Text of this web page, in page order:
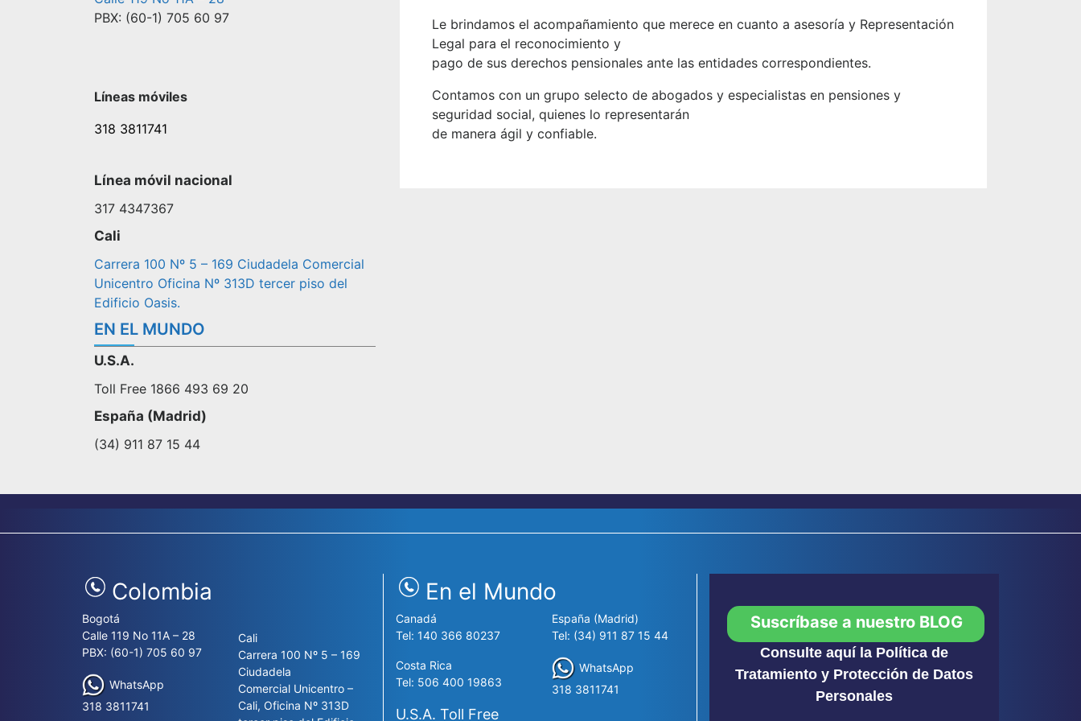
PBX: (60-1) 705 60 97
Líneas móviles
318 3811741
Línea móvil nacional
317 4347367
Cali
Carrera 100 Nº 5 – 169 Ciudadela Comercial
Unicentro Oficina Nº 313D tercer piso del
Edificio Oasis.
EN EL MUNDO
U.S.A.
Toll Free 1866 493 69 20
España (Madrid)
(34) 911 87 15 44
Le brindamos el acompañamiento que merece en cuanto a asesoría y Representación
Legal para el reconocimiento y
pago de sus derechos pensionales ante las entidades correspondientes.
Contamos con un grupo selecto de abogados y especialistas en pensiones y
seguridad social, quienes lo representarán
de manera ágil y confiable.
Colombia
Bogotá
Calle 119 No 11A – 28
PBX: (60-1) 705 60 97
WhatsApp
318 3811741
Cali
Carrera 100 Nº 5 – 169
Ciudadela
Comercial Unicentro –
Cali, Oficina Nº 313D
En el Mundo
Canadá
Tel: 140 366 80237
Costa Rica
Tel: 506 400 19863
U.S.A. Toll Free
España (Madrid)
Tel: (34) 911 87 15 44
WhatsApp
318 3811741
Suscríbase a nuestro BLOG
Consulte aquí la Política de
Tratamiento y Protección de Datos
Personales